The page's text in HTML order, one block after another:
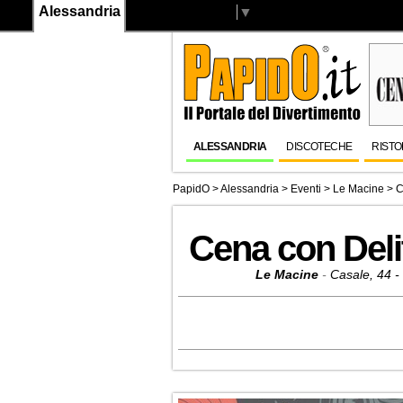
Alessandria ▼
ALESSANDRIA DISCOTECHE
PapidO >Alessandria > Eventi > Le Macine >
Cena con
Le Macine - Casale, 44